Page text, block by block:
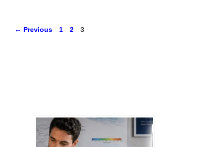
← Previous Page
1 Page
2 Page
3